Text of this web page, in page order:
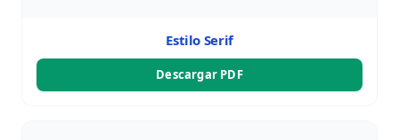
Estilo Serif
Descargar PDF